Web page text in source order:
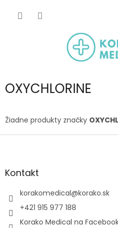
OXYCHLORINE
Žiadne produkty značky
Z
äKontakt
korakomedical@korako.sk
+421 915 977 188
Korako Medical na